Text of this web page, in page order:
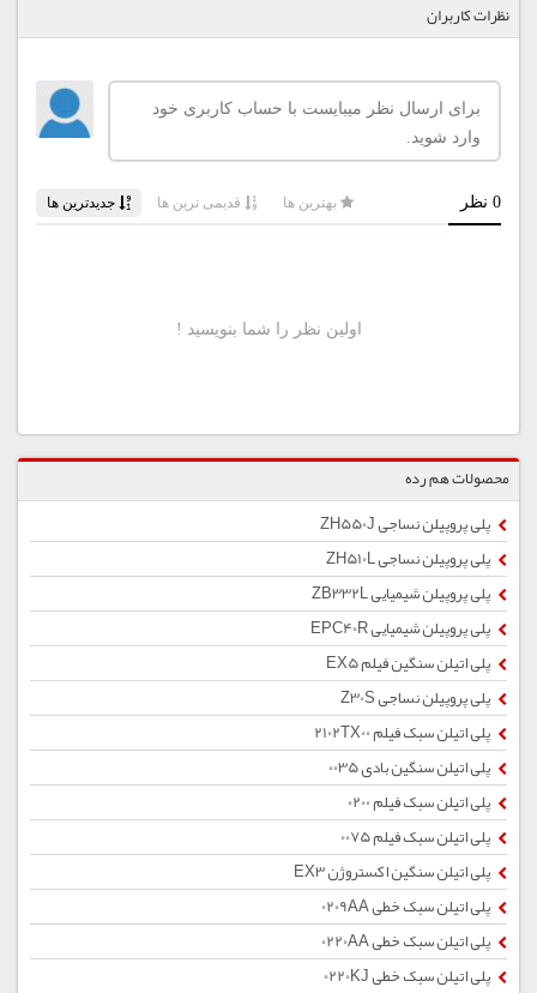
نظرات کاربران
محصولات هم رده
پلی پروپیلن نساجی ZH550J
پلی پروپیلن نساجی ZH510L
پلی پروپیلن شیمیایی ZB332L
پلی پروپیلن شیمیایی EPC40R
پلی اتیلن سنگین فیلم EX5
پلی پروپیلن نساجی Z30S
پلی اتیلن سبک فیلم 2102TX00
پلی اتیلن سنگین بادی 0035
پلی اتیلن سبک فیلم 0200
پلی اتیلن سبک فیلم 0075
پلی اتیلن سنگین اکستروژن EX3
پلی اتیلن سبک خطی 0209AA
پلی اتیلن سبک خطی 0220AA
پلی اتیلن سبک خطی 0220KJ